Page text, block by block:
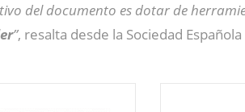
del documento es dotar de
”, resalta desde la Sociedad